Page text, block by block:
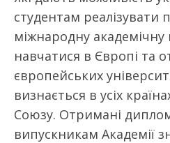
студентам реалізувати
міжнародну академічну
навчатися в Європі та
європейських
визнається в усіх
Союзу. Отримані
випускникам Академії